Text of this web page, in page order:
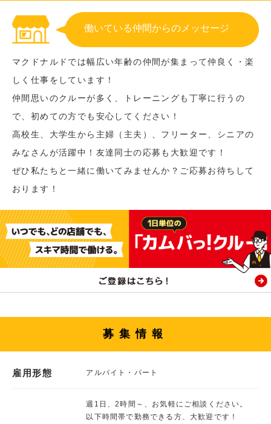
働いている仲間からのメッセージ
マクドナルドでは幅広い年齢の仲間が集まって仲良く・楽
しく仕事をしています！
仲間思いのクルーが多く、トレーニングも丁寧に行うの
で、初めての方でも安心してください！
高校生、大学生から主婦（主夫）、フリーター、シニアの
みなさんが活躍中！友達同士の応募も大歓迎です！
ぜひ私たちと一緒に働いてみませんか？ご応募お待ちして
おります！
募集情報
雇用形態 アルバイト・パート
週1日、2時間～、お気軽にご相談ください。
以下時間帯で勤務できる方、大歓迎です！